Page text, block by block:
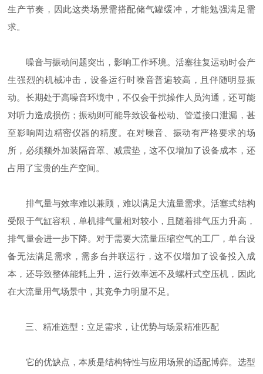
生产节奏，因此这类场景需搭配储气罐缓冲，才能勉强满足需
求。
噪音与振动问题突出，影响工作环境。活塞往复运动时会产
生强烈的机械冲击，设备运行时噪音普遍较高，且伴随明显振
动。长期处于高噪音环境中，不仅会干扰操作人员沟通，还可能
对听力造成损伤；振动则可能导致设备松动、管道接口泄漏，甚
至影响周边精密仪器的精度。在对噪音、振动有严格要求的场
所，必须额外加装隔音罩、减震垫，这不仅增加了设备成本，还
占用了宝贵的生产空间。
排气量与效率难以兼顾，难以满足大流量需求。活塞式结构
受限于气缸容积，单机排气量相对较小，且随着排气压力升高，
排气量会进一步下降。对于需要大流量压缩空气的工厂，单台设
备无法满足需求，需多台并联运行，这不仅增加了设备投入成
本，还导致整体能耗上升，运行效率远不及螺杆式空压机，因此
在大流量用气场景中，其竞争力明显不足。
三、精准选型：立足需求，让优势与场景精准匹配
它的优缺点，本质是结构特性与应用场景的适配博弈。选型